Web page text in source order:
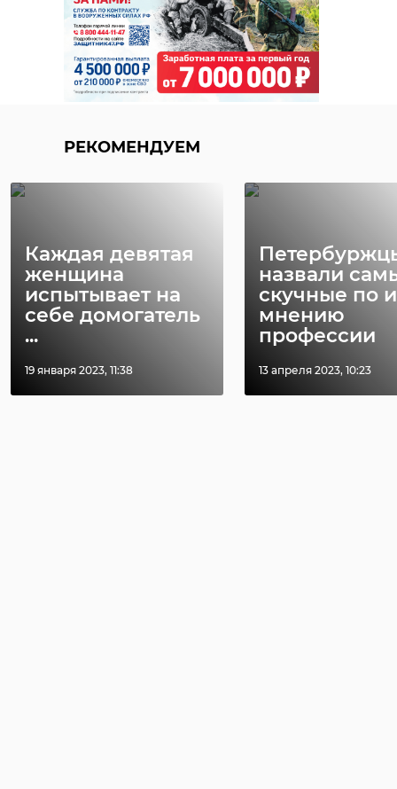
РЕКОМЕНДУЕМ
Каждая девятая
женщина
испытывает на
себе домогатель
...
19 января 2023, 11:38
назвали
скучные по
мнению
профессии
13 апреля 2023, 10:23